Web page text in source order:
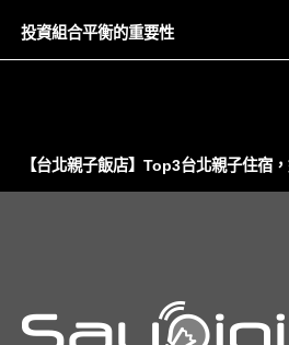
投資組合平衡的重要性
【台北親子飯店】Top3台北親子住宿